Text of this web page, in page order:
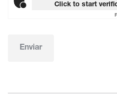
Click to start
Enviar